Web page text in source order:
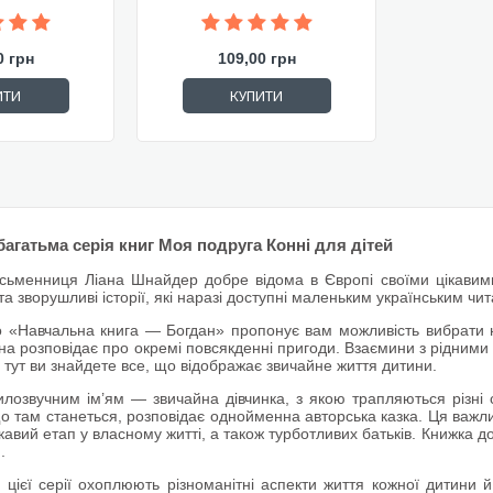
грн 109,00 грн
КУПИТИ
серія книг Моя подруга Конні для дітей
Ліана Шнайдер добре відома в Європі своїми
зворушливі історії, які наразі доступні маленьким українським
«Навчальна книга — Богдан» пропонує вам можливість вибрати
розповідає про окремі повсякденні пригоди. Взаємини з
ви знайдете все, що відображає звичайне життя дитини.
ім’ям — звичайна дівчинка, з якою трапляються різні
там станеться, розповідає однойменна авторська казка. Ця
етап у власному житті, а також турботливих батьків.
цієї серії охоплюють різноманітні аспекти життя кожної